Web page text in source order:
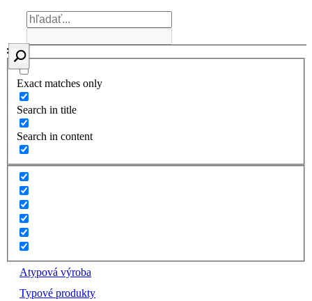
Exact matches only
Search in title
Search in content
Atypová výroba
Typové produkty